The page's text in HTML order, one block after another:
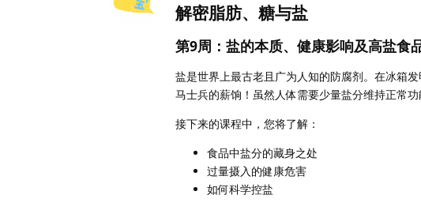
解密脂肪、糖与盐
第9周：盐的本质、健康影响及高盐食
盐是世界上最古老且广为人知的防腐剂。在冰箱
马士兵的薪饷！虽然人体需要少量盐分维持正常
接下来的课程中，您将了解：
食品中盐分的藏身之处
过量摄入的健康危害
如何科学控盐